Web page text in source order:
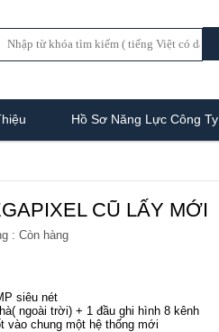
Hồ Sơ Năng Lực Công Ty
CŨ LẤY MỚI
: Còn hàng
siêu nét
ngoài trời) + 1 đầu ghi hình 8 kênh
vào chung một hệ thống mới